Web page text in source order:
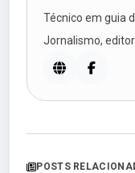
Técnico em guia
Jornalismo, editor
POSTS